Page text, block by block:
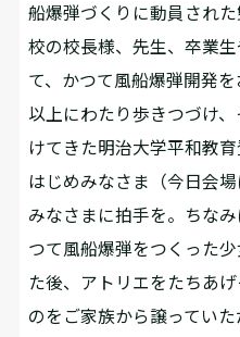
船爆弾づくりに動員され
校の校長様、先生、卒業
て、かつて風船爆弾開発
以上にわたり歩きつづけ
けてきた明治大学平和教
はじめみなさま（今日会
みなさまに拍手を。ちな
つて風船爆弾をつくった
た後、アトリエをたちあ
のをご家族から譲ってい